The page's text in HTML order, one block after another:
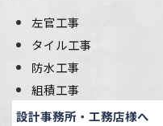
左官工事
タイル工事
防水工事
組積工事
設計事務所・工務店様へ